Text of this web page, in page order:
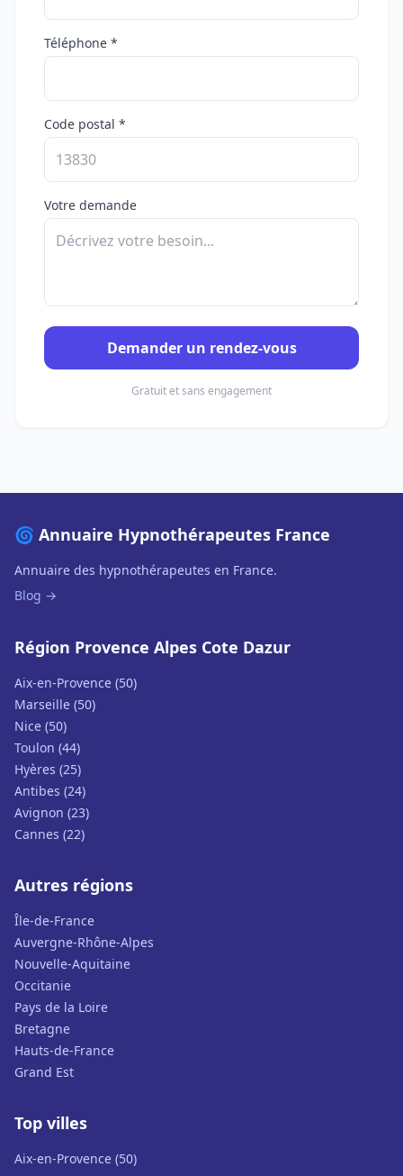
Téléphone *
Code postal *
Votre demande
Demander un rendez-vous
Gratuit et sans engagement
🌀 Annuaire Hypnothérapeutes France
Annuaire des hypnothérapeutes en France.
Blog →
Région Provence Alpes Cote Dazur
Aix-en-Provence (50)
Marseille (50)
Nice (50)
Toulon (44)
Hyères (25)
Antibes (24)
Avignon (23)
Cannes (22)
Autres régions
Île-de-France
Auvergne-Rhône-Alpes
Nouvelle-Aquitaine
Occitanie
Pays de la Loire
Bretagne
Hauts-de-France
Grand Est
Top villes
Aix-en-Provence (50)